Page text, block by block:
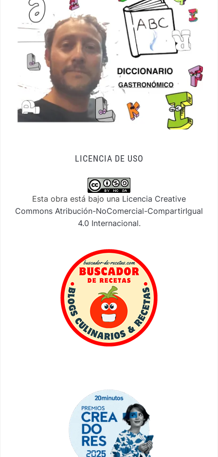
LICENCIA DE USO
Esta obra está bajo una Licencia Creative
Commons Atribución-NoComercial-CompartirIgual
4.0 Internacional.